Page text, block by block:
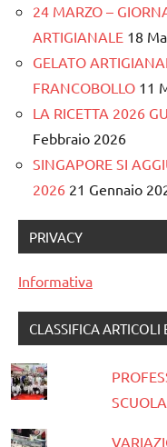
24 MARZO –
ARTIGIANALE 18
GELATO
FRANCOBOLLO 11
LA RICETTA 2026
Febbraio 2026
SINGAPORE SI
2026 21 Gennaio
PRIVACY
Informativa
CLASSIFICA ARTICOLI